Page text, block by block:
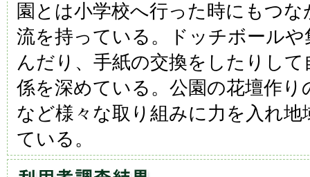
園とは小学校へ行った時にもつ
流を持っている。ドッチボール
んだり、手紙の交換をしたりし
係を深めている。公園の花壇作
など様々な取り組みに力を入れ
ている。